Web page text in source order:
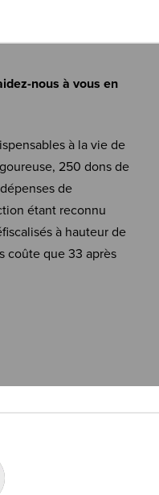
nous à vous en
à la vie de
250 dons de
de
étant reconnu
à hauteur de
coûte que 33 après